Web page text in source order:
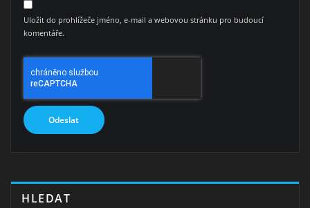
Uložit do prohlížeče jméno, e-mail a webovou stránku pro budoucí
komentáře.
HLEDAT